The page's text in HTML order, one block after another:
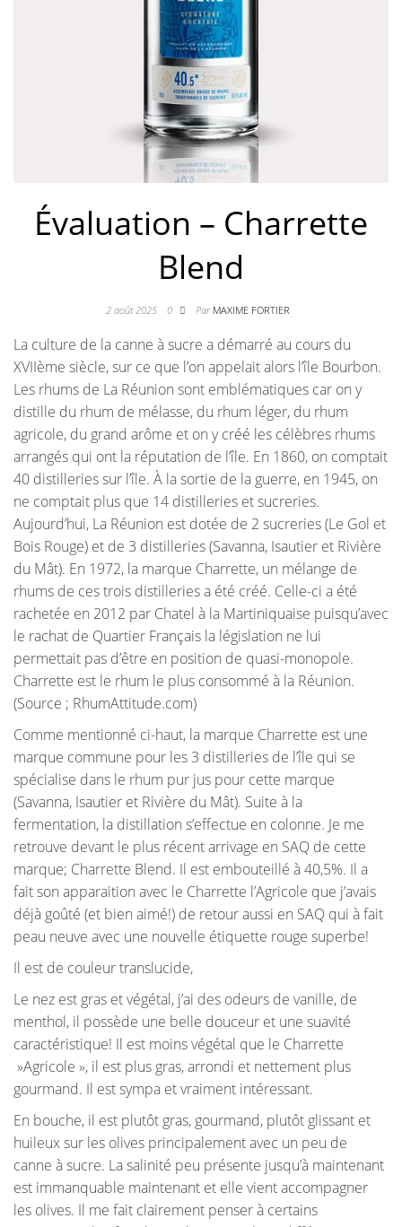
Évaluation – Charrette
Blend
2 août 2025 0 Par MAXIME FORTIER
La culture de la canne à sucre a démarré au cours du
XVIIème siècle, sur ce que l’on appelait alors l’île Bourbon.
Les rhums de La Réunion sont emblématiques car on y
distille du rhum de mélasse, du rhum léger, du rhum
agricole, du grand arôme et on y créé les célèbres rhums
arrangés qui ont la réputation de l’île. En 1860, on comptait
40 distilleries sur l’île. À la sortie de la guerre, en 1945, on
ne comptait plus que 14 distilleries et sucreries.
Aujourd’hui, La Réunion est dotée de 2 sucreries (Le Gol et
Bois Rouge) et de 3 distilleries (Savanna, Isautier et Rivière
du Mât). En 1972, la marque Charrette, un mélange de
rhums de ces trois distilleries a été créé. Celle-ci a été
rachetée en 2012 par Chatel à la Martiniquaise puisqu’avec
le rachat de Quartier Français la législation ne lui
permettait pas d’être en position de quasi-monopole.
Charrette est le rhum le plus consommé à la Réunion.
(Source ; RhumAttitude.com)
Comme mentionné ci-haut, la marque Charrette est une
marque commune pour les 3 distilleries de l’île qui se
spécialise dans le rhum pur jus pour cette marque
(Savanna, Isautier et Rivière du Mât). Suite à la
fermentation, la distillation s’effectue en colonne. Je me
retrouve devant le plus récent arrivage en SAQ de cette
marque; Charrette Blend. Il est embouteillé à 40,5%. Il a
fait son apparaition avec le Charrette l’Agricole que j’avais
déjà goûté (et bien aimé!) de retour aussi en SAQ qui à fait
peau neuve avec une nouvelle étiquette rouge superbe!
Il est de couleur translucide,
Le nez est gras et végétal, j’ai des odeurs de vanille, de
menthol, il possède une belle douceur et une suavité
caractéristique! Il est moins végétal que le Charrette
»Agricole », il est plus gras, arrondi et nettement plus
gourmand. Il est sympa et vraiment intéressant.
En bouche, il est plutôt gras, gourmand, plutôt glissant et
huileux sur les olives principalement avec un peu de
canne à sucre. La salinité peu présente jusqu’à maintenant
est immanquable maintenant et elle vient accompagner
les olives. Il me fait clairement penser à certains